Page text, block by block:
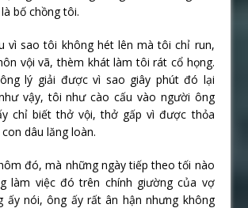
bố chồng tôi.
vì sao tôi không hét lên mà tôi chỉ run,
vội vã, thèm khát làm tôi rát cổ họng.
lý giải được vì sao giây phút đó lại
vậy, tôi như cào cấu vào người ông
chỉ biết thở vội, thở gấp vì được thỏa
dâu lăng loàn.
đó, mà những ngày tiếp theo tối nào
làm việc đó trên chính giường của vợ
ấy nói, ông ấy rất ân hận nhưng không